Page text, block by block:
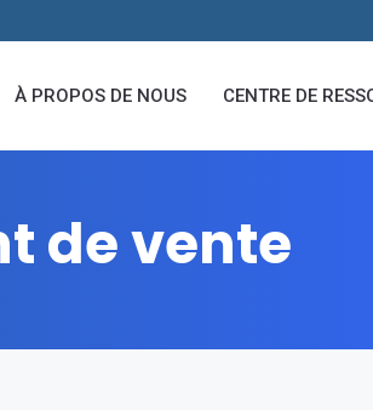
À PROPOS DE NOUS CENTRE DE
de vente